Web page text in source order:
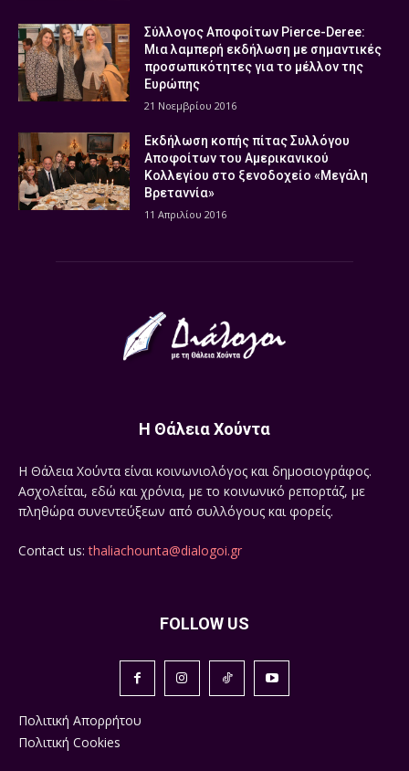
Σύλλογος Αποφοίτων Pierce-Deree:
Μια λαμπερή εκδήλωση με σημαντικές
προσωπικότητες για το μέλλον της
Ευρώπης
21 Νοεμβρίου 2016
Εκδήλωση κοπής πίτας Συλλόγου
Αποφοίτων του Αμερικανικού
Κολλεγίου στο ξενοδοχείο «Μεγάλη
Βρεταννία»
11 Απριλίου 2016
Η Θάλεια Χούντα
Η Θάλεια Χούντα είναι κοινωνιολόγος και δημοσιογράφος.
Ασχολείται, εδώ και χρόνια, με το κοινωνικό ρεπορτάζ, με
πληθώρα συνεντεύξεων από συλλόγους και φορείς.
Contact us:thaliachounta@dialogoi.gr
FOLLOW US
Πολιτική Απορρήτου
Πολιτική Cookies